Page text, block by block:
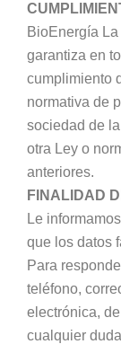
BioEnergía
garantiza en
cumplimiento
normativa de
sociedad de
otra Ley o
anteriores.
FINALIDAD
Le
que los datos
Para
teléfono,
electrónica,
cualquier